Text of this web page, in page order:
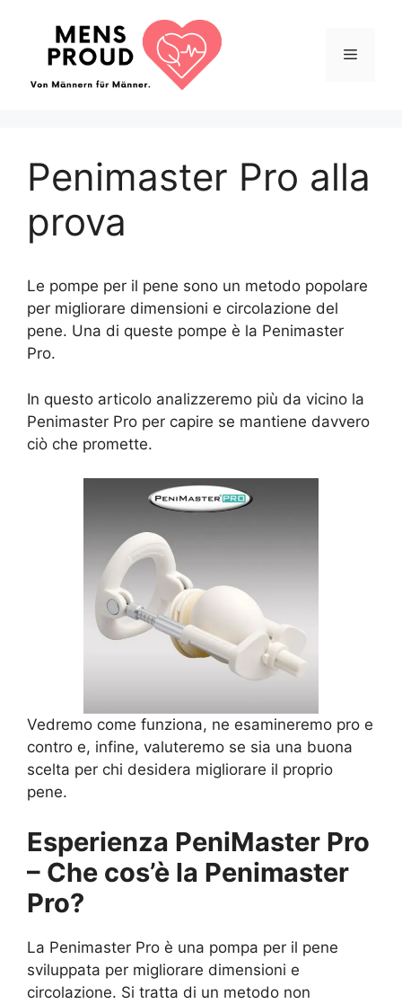
contenuto
Menu
Penimaster Pro alla
prova
Le pompe per il pene sono un metodo popolare
per migliorare dimensioni e circolazione del
pene. Una di queste pompe è la Penimaster
Pro.
In questo articolo analizzeremo più da vicino la
Penimaster Pro per capire se mantiene davvero
ciò che promette.
Vedremo come funziona, ne esamineremo pro e
contro e, infine, valuteremo se sia una buona
scelta per chi desidera migliorare il proprio
pene.
Esperienza PeniMaster Pro
– Che cos’è la Penimaster
Pro?
La Penimaster Pro è una pompa per il pene
sviluppata per migliorare dimensioni e
circolazione. Si tratta di un metodo non